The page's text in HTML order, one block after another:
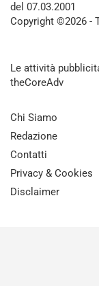
del 07.03.2001
Copyright ©2026 -
Le attività
theCoreAdv
Chi Siamo
Redazione
Contatti
Privacy & Cookies
Disclaimer